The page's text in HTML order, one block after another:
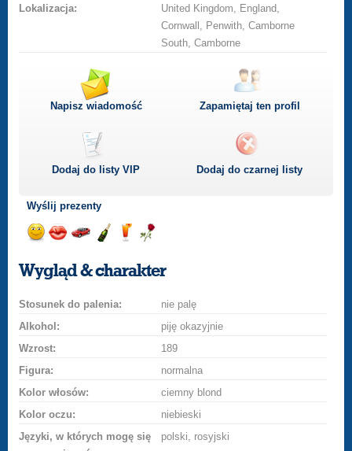
Lokalizacja:
United Kingdom, England,
Cornwall, Penwith, Camborne
South, Camborne
Napisz wiadomość Zapamiętaj ten profil
Dodaj do listyVIP Dodaj do czarnej listy
Wyślij prezenty
uśmiech
buziakasamochodem
szampana
drinka
różę
Wygląd & charakter
Stosunek do palenia:
nie palę
Alkohol:
piję okazyjnie
Wzrost:
189
Figura:
normalna
Kolor włosów:
ciemny blond
Kolor oczu:
niebieski
Języki, w których mogę się
polski, rosyjski